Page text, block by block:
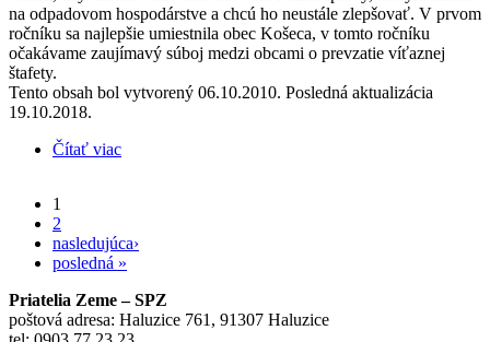
na odpadovom hospodárstve a chcú ho neustále zlepšovať. V prvom
ročníku sa najlepšie umiestnila obec Košeca, v tomto ročníku
očakávame zaujímavý súboj medzi obcami o prevzatie víťaznej
štafety.
Tento obsah bol vytvorený 06.10.2010. Posledná aktualizácia
19.10.2018.
Čítať viac
Stránky
1
2
nasledujúca›
posledná »
Priatelia Zeme – SPZ
poštová adresa: Haluzice 761, 91307 Haluzice